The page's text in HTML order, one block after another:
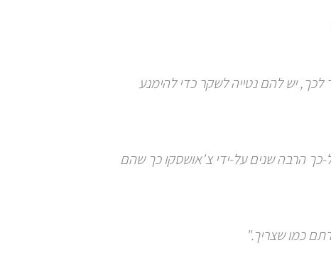
יש להם נטייה לשקר כדי להימנע
כך הרבה שנים על-ידי צ'אושסקו כך שהם
כמו שצריך."